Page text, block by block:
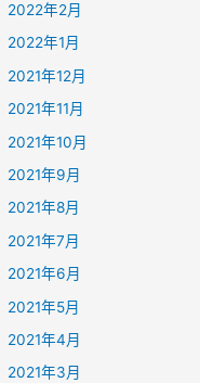
2022年2月
2022年1月
2021年12月
2021年11月
2021年10月
2021年9月
2021年8月
2021年7月
2021年6月
2021年5月
2021年4月
2021年3月